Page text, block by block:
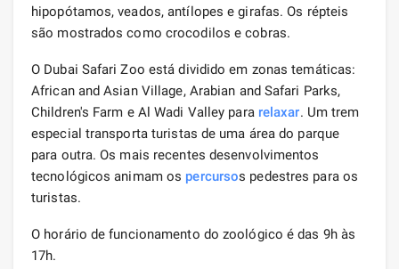
hipopótamos, veados, antílopes e girafas. Os répteis
são mostrados como crocodilos e cobras.
O Dubai Safari Zoo está dividido em zonas temáticas:
African and Asian Village, Arabian and Safari Parks,
Children's Farm e Al Wadi Valley para relaxar. Um trem
especial transporta turistas de uma área do parque
para outra. Os mais recentes desenvolvimentos
tecnológicos animam os percursos pedestres para os
turistas.
O horário de funcionamento do zoológico é das 9h às
17h.